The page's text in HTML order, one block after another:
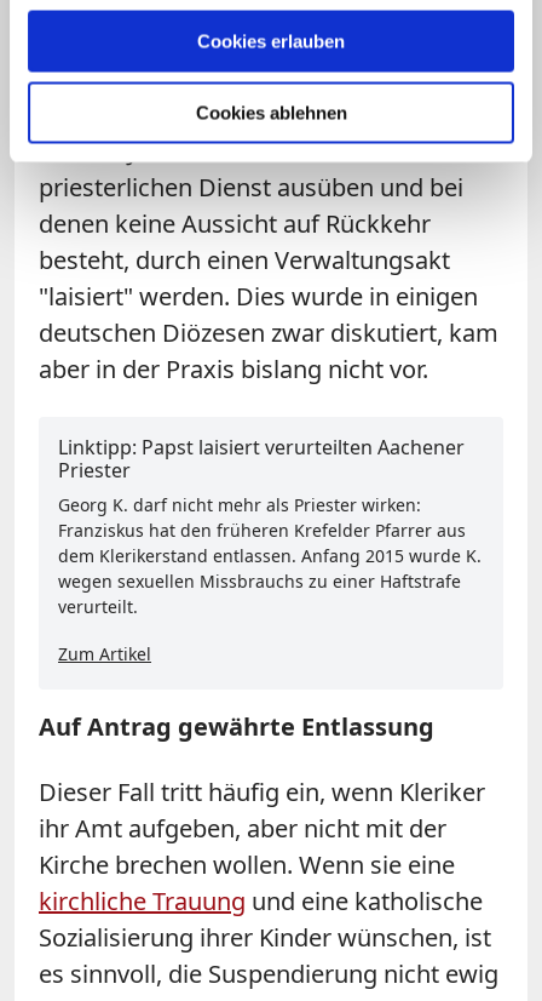
Cookies erlauben
Cookies ablehnen
bestraft werden.
Seit 2009 können auch Bischöfe
beantragen, dass Kleriker, die seit mehr
als fünf Jahren nicht mehr den
priesterlichen Dienst ausüben und bei
denen keine Aussicht auf Rückkehr
besteht, durch einen Verwaltungsakt
"laisiert" werden. Dies wurde in einigen
deutschen Diözesen zwar diskutiert, kam
aber in der Praxis bislang nicht vor.
Linktipp: Papst laisiert verurteilten Aachener
Priester
Georg K. darf nicht mehr als Priester wirken:
Franziskus hat den früheren Krefelder Pfarrer aus
dem Klerikerstand entlassen. Anfang 2015 wurde K.
wegen sexuellen Missbrauchs zu einer Haftstrafe
verurteilt.
Zum Artikel
Auf Antrag gewährte Entlassung
Dieser Fall tritt häufig ein, wenn Kleriker
ihr Amt aufgeben, aber nicht mit der
Kirche brechen wollen. Wenn sie eine
kirchliche Trauung und eine katholische
Sozialisierung ihrer Kinder wünschen, ist
es sinnvoll, die Suspendierung nicht ewig